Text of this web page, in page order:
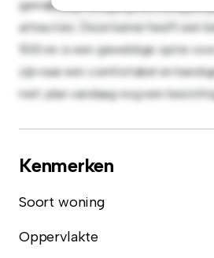
gemakkelijk toegang tot
attracties. Deze kamer heeft een
500 en is een geweldige optie
zijn naar een comfortabel en
niet: plan vandaag nog een
Kenmerken
Soort woning
Oppervlakte